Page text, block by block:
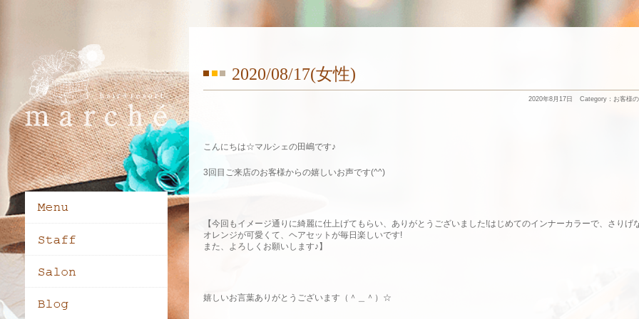
2020/08/17(女性)
2020年8月17日 Category： お客様
こんにちは☆マルシェの田嶋です♪
3回目ご来店のお客様からの嬉しいお声です(^^)
【今回もイメージ通りに綺麗に仕上げてもらい、ありがとうございました!はじめてのインナーカラーで、さりげ
オレンジが可愛くて、ヘアセットが毎日楽しいです!
また、よろしくお願いします♪】
嬉しいお言葉ありがとうございます（＾＿＾）☆